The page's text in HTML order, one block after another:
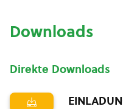
Downloads
Direkte Downloads